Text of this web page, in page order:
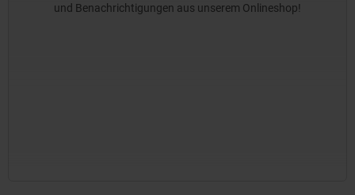
und Benachrichtigungen aus unserem Onlineshop!